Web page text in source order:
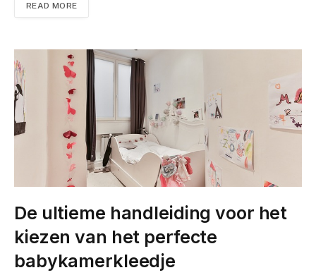
READ MORE
De ultieme handleiding voor het
kiezen van het perfecte
babykamerkleedje